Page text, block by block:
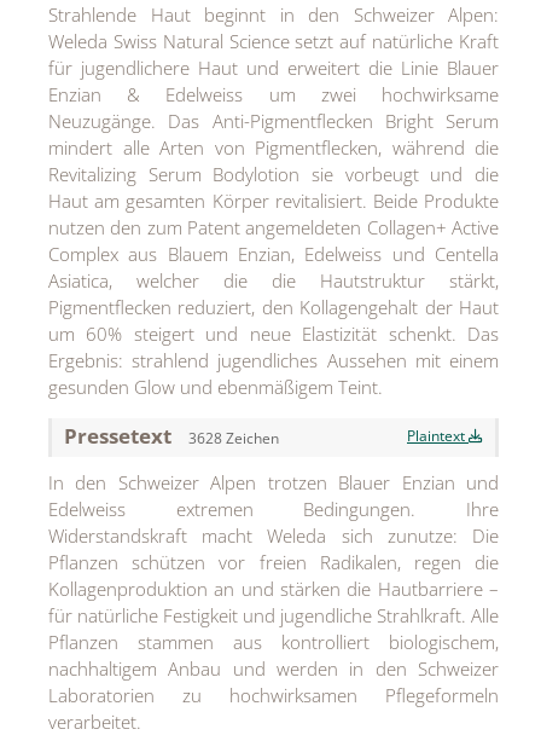
TK Maxx
True Co.
VOSSEN
WELEDA
MEDIA
ÜBER
KONTAKT
Strahlende Haut beginnt in den Schweizer Alpen:
Weleda Swiss Natural Science setzt auf natürliche Kraft
für jugendlichere Haut und erweitert die Linie Blauer
Enzian & Edelweiss um zwei hochwirksame
Neuzugänge. Das Anti-Pigmentflecken Bright Serum
mindert alle Arten von Pigmentflecken, während die
Revitalizing Serum Bodylotion sie vorbeugt und die
Haut am gesamten Körper revitalisiert. Beide Produkte
nutzen den zum Patent angemeldeten Collagen+ Active
Complex aus Blauem Enzian, Edelweiss und Centella
Asiatica, welcher die die Hautstruktur stärkt,
Pigmentflecken reduziert, den Kollagengehalt der Haut
um 60% steigert und neue Elastizität schenkt. Das
Ergebnis: strahlend jugendliches Aussehen mit einem
gesunden Glow und ebenmäßigem Teint.
Pressetext 3628 Zeichen Plaintext
In den Schweizer Alpen trotzen Blauer Enzian und
Edelweiss extremen Bedingungen. Ihre
Widerstandskraft macht Weleda sich zunutze: Die
Pflanzen schützen vor freien Radikalen, regen die
Kollagenproduktion an und stärken die Hautbarriere –
für natürliche Festigkeit und jugendliche Strahlkraft. Alle
Pflanzen stammen aus kontrolliert biologischem,
nachhaltigem Anbau und werden in den Schweizer
Laboratorien zu hochwirksamen Pflegeformeln
verarbeitet.